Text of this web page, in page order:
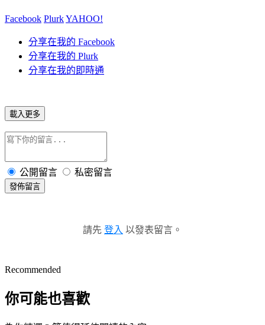
Facebook PlurkYAHOO!
分享在我的 Facebook
分享在我的 Plurk
分享在我的即時通
載入更多
公開留言 私密留言
發佈留言
請先 登入 以發表留言。
Recommended
你可能也喜歡